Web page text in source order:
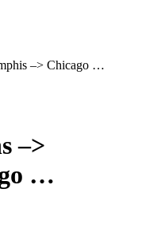
–> Chicago …
–>
…